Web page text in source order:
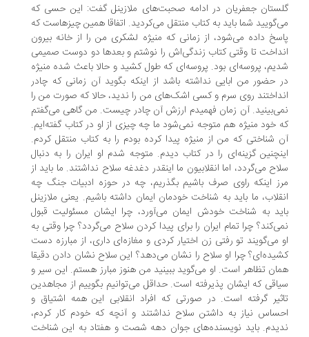
جعفریان در ادامه صحبت‌های ملازینل گفت: این حسی که
شما باید به کتاب منتقل می‌کردید. اتفاقا همین چيزهاست که
داده می‌شود، از زمانی که منیژه لشکری من را از خانه بیرون
تا وقتی کتاب زندگی‌اش را نوشتم و بعدها دو دوست صمیمی
پروسه‌ای بود. پروسه‌ای که طول کشید و حالا باعث شده منیژه
حضور من ابایی نداشته باشد از اینکه بگوید آن زمانی که چادر
روی سرم و کسی اشک‌های من را ندید، حالا که صورت من را
آن زمان فهمیدم ارزش آن چادر چیست. من گاهی می‌گفتم
خود منیژه هم متوجه نمی‌شود ما چه چیزی از او در کتاب گفته‌ایم.
شناختی که من از منیژه پیدا کرده بودم را به کتاب منتقل کردم.
گزینه‌ای را در کتاب دیدم. متوجه شدم او ایران را به دنبال
می‌گردد، اما انقلابیون ما اینقدر دغدغه سلاح نداشتند. ما باید از
اینکه راوی صرف باشیم بگذریم، چه در حوزه ادبیات جنگ چه
ما باید به شناخت خودمان ایمان داشته باشیم. یعنی ملازینل
به شناخت خودش ایمان می‌آورد، چرا ایشان مسئولیت قبول
چرا تمام ایران را برای پیدا کردن سلاح می‌گردد؟ چرا وقتی به
می‌گویند تو رفتی زن اختیار کردی و مغازه‌ای داری، از مبارزه دست
چرا او سلاح را نشان می‌دهد؟ این سلاح نشان دادن دقیقا
تظاهر است. او می‌گوید ببینید من هنوز مبارز هستم. این سیر و
که ایشان پذیرفته است. حداقل می‌توانیم بگوییم از مجاهدین
گرفته است. در صورتی که افراد انقلابی این همه اشتیاق و
نیاز به داشتن سلاح نداشتند و آنچه که خودم کار کردم،
باید نویسنده‌های جوان دهه شصت و هفتاد به این شناخت